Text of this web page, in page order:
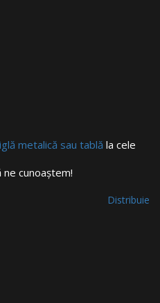
metalică sau tablă la cele
ne cunoaștem!
Distribuie